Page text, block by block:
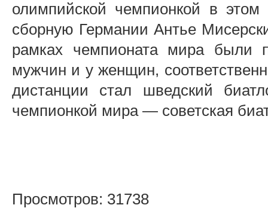
олимпийской чемпионкой в
сборную Германии Антье
рамках чемпионата мира были
мужчин и у женщин,
дистанции стал шведский
чемпионкой мира — советская
Просмотров: 31738